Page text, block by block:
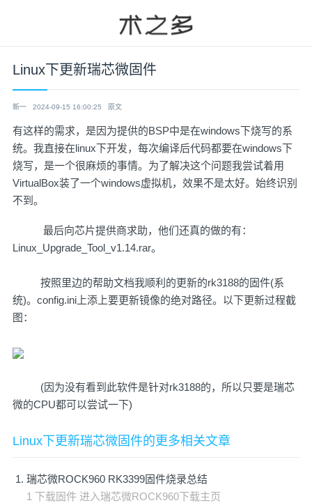
Linux下更新瑞芯微固件
新一 2024-09-15 16:00:25 原文
有这样的需求，是因为提供的BSP中是在windows下烧写的系
统。我直接在linux下开发，每次编译后代码都要在windows下
烧写，是一个很麻烦的事情。为了解决这个问题我尝试着用
VirtualBox装了一个windows虚拟机，效果不是太好。始终识别
不到。
最后向芯片提供商求助，他们还真的做的有：
Linux_Upgrade_Tool_v1.14.rar。
按照里边的帮助文档我顺利的更新的rk3188的固件(系
统)。config.ini上添上要更新镜像的绝对路径。以下更新过程截
图：
(因为没有看到此软件是针对rk3188的，所以只要是瑞芯
微的CPU都可以尝试一下)
Linux下更新瑞芯微固件的更多相关文章
瑞芯微ROCK960 RK3399固件烧录总结
1 下载固件 进入瑞芯微ROCK960下载主页